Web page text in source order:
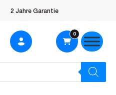
2 Jahre Garantie
0